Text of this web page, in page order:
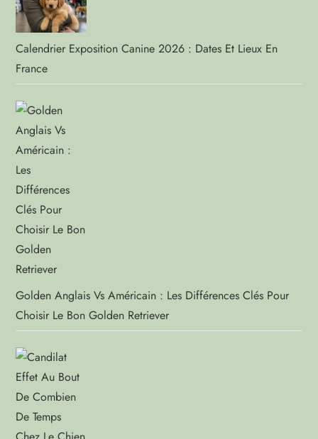
Calendrier Exposition Canine 2026 : Dates Et Lieux En
France
Golden Anglais Vs Américain : Les Différences Clés Pour
Choisir Le Bon Golden Retriever